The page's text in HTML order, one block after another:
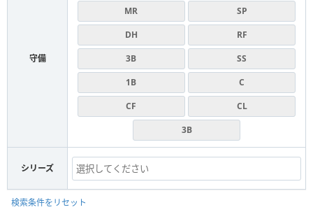
守備
MR
SP
DH
RF
3B
SS
1B
C
CF
CL
3B
シリーズ
検索条件をリセット